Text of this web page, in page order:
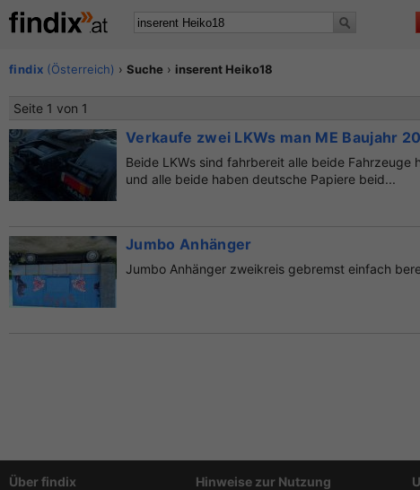
findix (Österreich) ›Suche › inserent Heiko18
Seite 1 von 1
Verkaufe zwei LKWs man ME Baujahr
Beide LKWs sind fahrbereit alle beide Fahrzeuge
und alle beide haben deutsche Papiere beid...
Jumbo Anhänger
Jumbo Anhänger zweikreis gebremst einfach
Über findix
Hinweise zur Nutzung